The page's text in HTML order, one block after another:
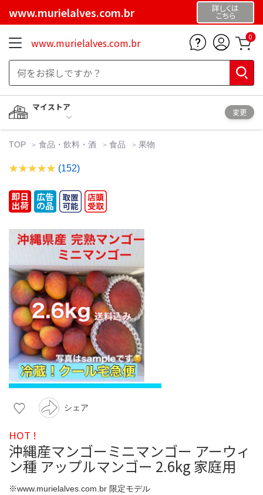
www.murielalves.com.br 詳しくは
こちら
www.murielalves.com.br 0
マイストア
変更
TOP 食品・飲料・酒 食品 果物
(152)
シェア
HOT !
沖縄産マンゴーミニマンゴー アーウィ
ン種 アップルマンゴー 2.6kg 家庭用
※www.murielalves.com.br 限定モデル